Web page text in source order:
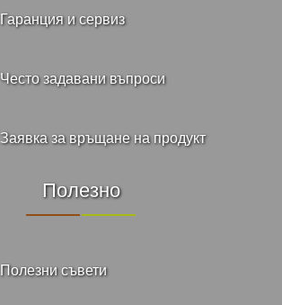
Гаранция и сервиз
Често задавани въпроси
Заявка за връщане на продукт
Полезно
Полезни съвети